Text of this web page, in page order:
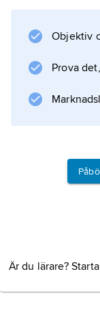
av
magnetisk
Objektiv
Prova
Är du lärare?